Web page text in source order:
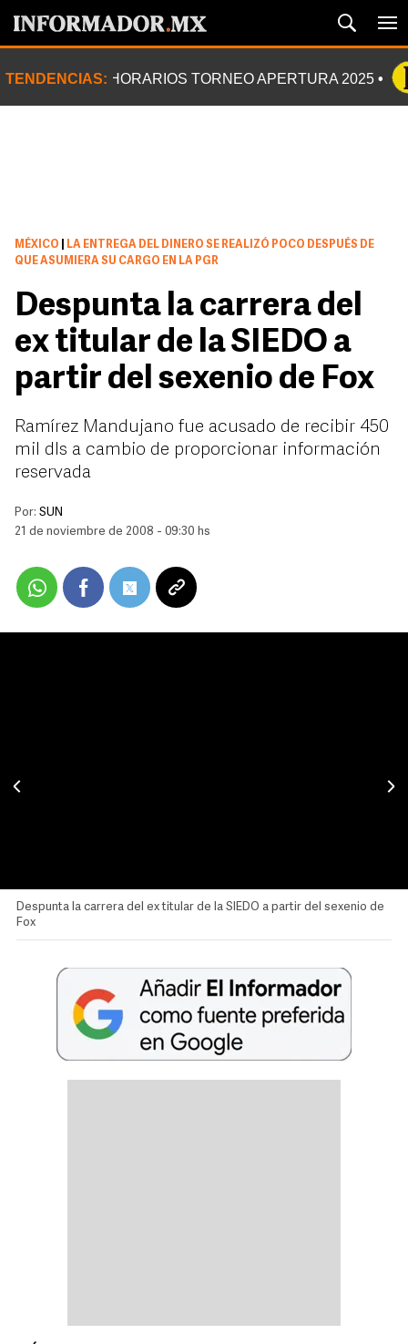
TENDENCIAS: HORARIOS TORNEO APERTURA 2025
MÉXICO
LA ENTREGA DEL DINERO SE REALIZÓ POCO DESPUÉS DE
QUE ASUMIERA SU CARGO EN LA PGR
Despunta la carrera del
ex titular de la SIEDO a
partir del sexenio de Fox
Ramírez Mandujano fue acusado de recibir 450
mil dls a cambio de proporcionar información
reservada
Por: SUN
21 de noviembre de 2008 - 09:30 hs
Despunta la carrera del ex titular de la SIEDO a partir del sexenio de
Fox